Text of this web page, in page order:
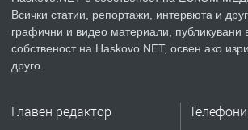
ПРЕДЛАГА СГЛОБЯВАНЕ НА
Всички статии, репортажи, интервюта и
графични и видео материали, публикувани
собственост на Haskovo.NET, освен ако
друго.
Главен редактор Телефони